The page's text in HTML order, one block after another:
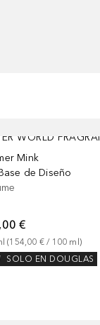
Mink
de Diseño
€
(154,00 € / 100 ml )
SOLO EN DOUGLAS